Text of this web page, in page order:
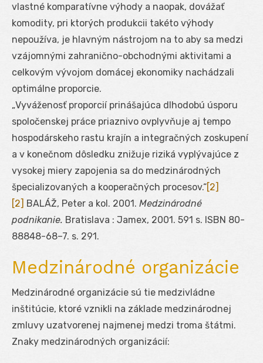
vlastné komparatívne výhody a naopak, dovážať
komodity, pri ktorých produkcii takéto výhody
nepoužíva, je hlavným nástrojom na to aby sa medzi
vzájomnými zahranično-obchodnými aktivitami a
celkovým vývojom domácej ekonomiky nachádzali
optimálne proporcie.
„Vyváženosť proporcií prinášajúca dlhodobú úsporu
spoločenskej práce priaznivo ovplyvňuje aj tempo
hospodárskeho rastu krajín a integračných zoskupení
a v konečnom dôsledku znižuje riziká vyplývajúce z
vysokej miery zapojenia sa do medzinárodných
špecializovaných a kooperačných procesov.“[2]
[2] BALÁŽ, Peter a kol. 2001. Medzinárodné
podnikanie. Bratislava : Jamex, 2001. 591 s. ISBN 80-
88848-68–7. s. 291.
Medzinárodné organizácie
Medzinárodné organizácie sú tie medzivládne
inštitúcie, ktoré vznikli na základe medzinárodnej
zmluvy uzatvorenej najmenej medzi troma štátmi.
Znaky medzinárodných organizácií: